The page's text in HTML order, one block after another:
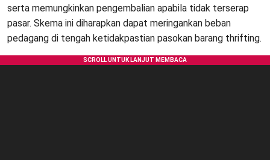
serta memungkinkan pengembalian apabila tidak terserap
pasar. Skema ini diharapkan dapat meringankan beban
pedagang di tengah ketidakpastian pasokan barang thrifting.